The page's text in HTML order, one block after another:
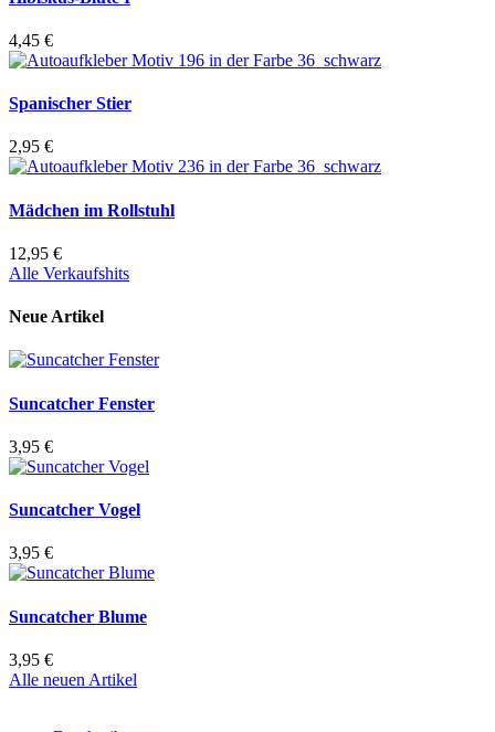
4,45 €
Spanischer Stier
2,95 €
Mädchen im Rollstuhl
12,95 €
Alle Verkaufshits
Neue Artikel
Suncatcher Fenster
3,95 €
Suncatcher Vogel
3,95 €
Suncatcher Blume
3,95 €
Alle neuen Artikel